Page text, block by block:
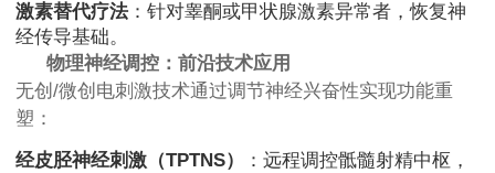
激素替代疗法 ：针对睾酮或甲状腺激素异常者，恢复神
经传导基础。
物理神经调控：前沿技术应用
无创/微创电刺激技术通过调节神经兴奋性实现功能重
塑：
经皮胫神经刺激（TPTNS）
：远程调控骶髓射精中枢，